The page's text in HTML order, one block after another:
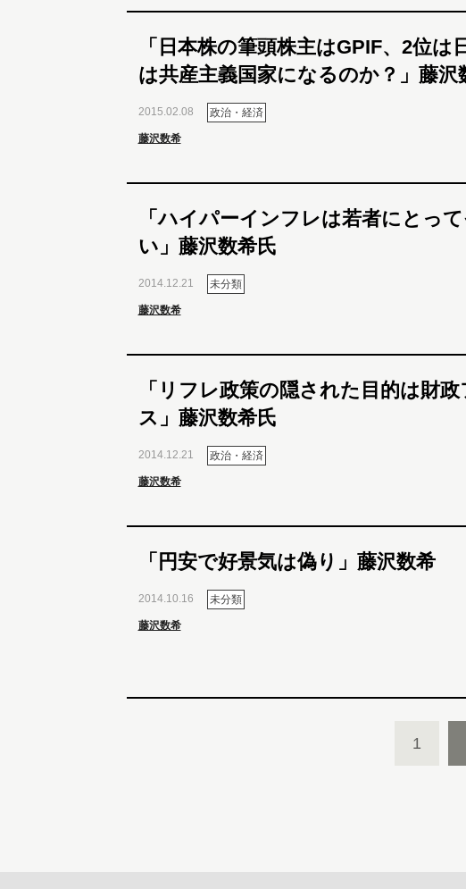
「日本株の筆頭株主はGPIF、2位は
は共産主義国家になるのか？」藤沢
2015.02.08 政治・経済
藤沢数希
「ハイパーインフレは若者にとっ
い」藤沢数希氏
2014.12.21 未分類
藤沢数希
「リフレ政策の隠された目的は財
ス」藤沢数希氏
2014.12.21 政治・経済
藤沢数希
「円安で好景気は偽り」藤沢数希
2014.10.16 未分類
藤沢数希
1